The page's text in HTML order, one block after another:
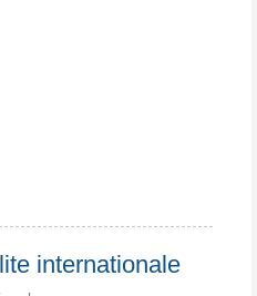
internationale